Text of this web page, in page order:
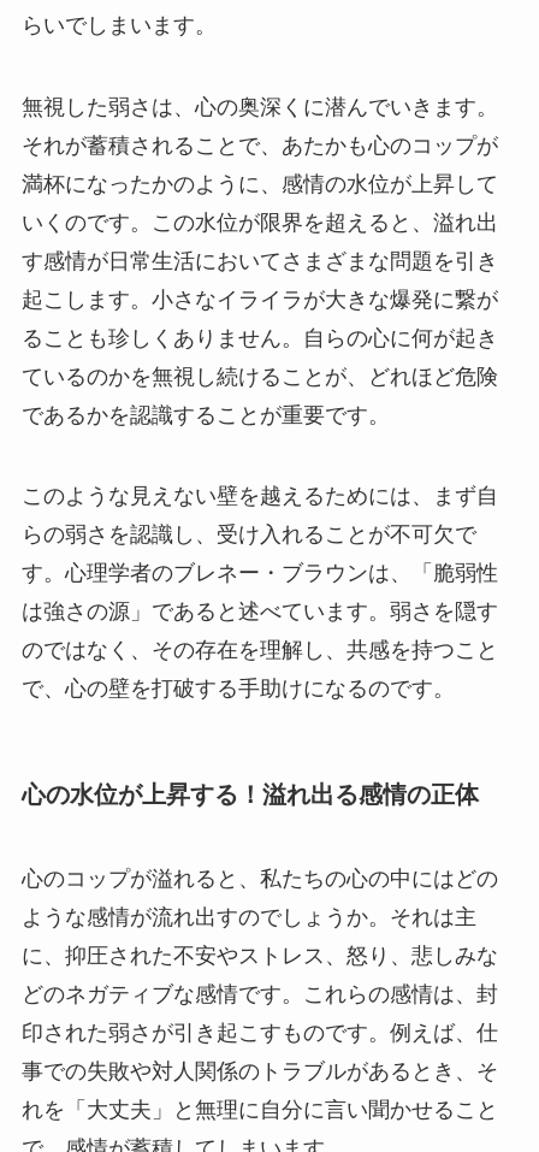
らいでしまいます。
無視した弱さは、心の奥深くに潜んでいきます。
それが蓄積されることで、あたかも心のコップが
満杯になったかのように、感情の水位が上昇して
いくのです。この水位が限界を超えると、溢れ出
す感情が日常生活においてさまざまな問題を引き
起こします。小さなイライラが大きな爆発に繋が
ることも珍しくありません。自らの心に何が起き
ているのかを無視し続けることが、どれほど危険
であるかを認識することが重要です。
このような見えない壁を越えるためには、まず自
らの弱さを認識し、受け入れることが不可欠で
す。心理学者のブレネー・ブラウンは、「脆弱性
は強さの源」であると述べています。弱さを隠す
のではなく、その存在を理解し、共感を持つこと
で、心の壁を打破する手助けになるのです。
心の水位が上昇する！溢れ出る感情の正体
心のコップが溢れると、私たちの心の中にはどの
ような感情が流れ出すのでしょうか。それは主
に、抑圧された不安やストレス、怒り、悲しみな
どのネガティブな感情です。これらの感情は、封
印された弱さが引き起こすものです。例えば、仕
事での失敗や対人関係のトラブルがあるとき、そ
れを「大丈夫」と無理に自分に言い聞かせること